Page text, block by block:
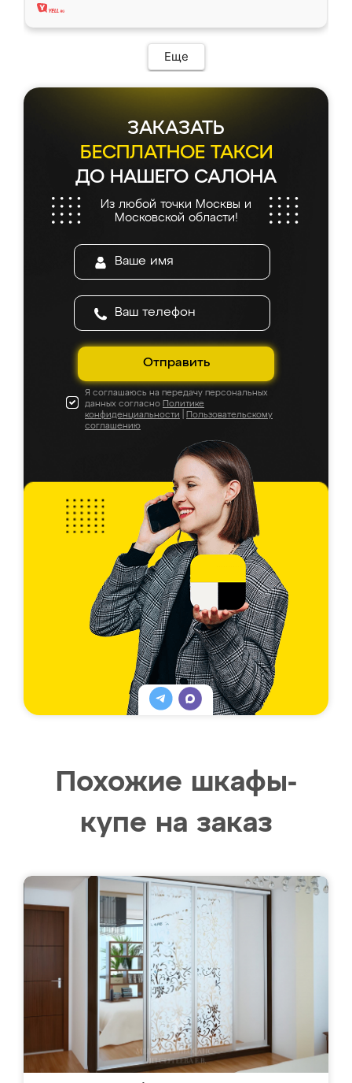
Еще
ЗАКАЗАТЬ
БЕСПЛАТНОЕ ТАКСИ
ДО НАШЕГО САЛОНА
Из любой точки Москвы и
Московской области!
Отправить
Я соглашаюсь на передачу персональных
данных согласно Политике
конфиденциальности
Пользовательскому
соглашению
Похожие шкафы-
купе на заказ